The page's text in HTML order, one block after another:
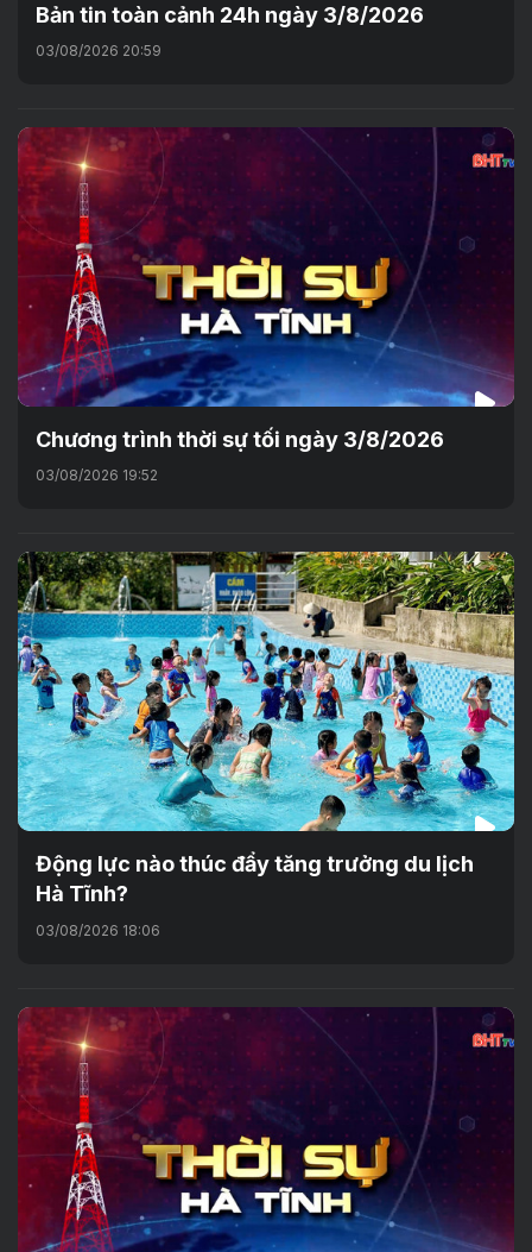
Bản tin toàn cảnh 24h ngày 3/8/2026
03/08/2026 20:59
Chương trình thời sự tối ngày 3/8/2026
03/08/2026 19:52
Động lực nào thúc đẩy tăng trưởng du lịch
Hà Tĩnh?
03/08/2026 18:06